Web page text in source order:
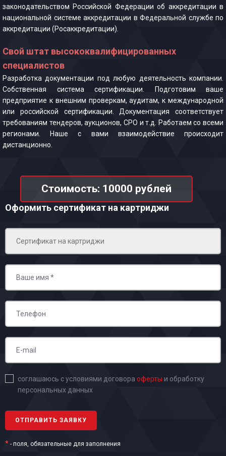
законодательством Российской Федерации об аккредитации в
национальной системе аккредитации в Федеральной службе по
аккредитации (Росаккредитации).
Свой штат высококвалифицированных
специалистов
Разработка документации под любую деятельность компании.
Собственная система сертификации. Подготовим ваше
предприятие к внешним проверкам, аудитам, к международной
или российской сертификации. Документация соответствует
требованиям тендеров, аукционов, СРО и т.д. Работаем со всеми
регионами. Наше с вами взаимодействие происходит
дистанционно.
Стоимость: 10000 рублей
Оформить сертификат на картриджи
соглашаюсь с условиями договора оферты и обработку
персональных данных
* - поля, обязательные для заполнения